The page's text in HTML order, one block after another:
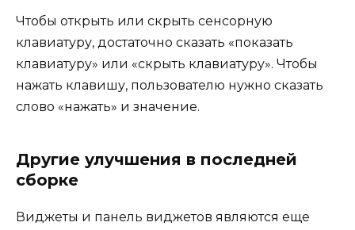
Чтобы открыть или скрыть сенсорную
клавиатуру, достаточно сказать «показать
клавиатуру» или «скрыть клавиатуру». Чтобы
нажать клавишу, пользователю нужно сказать
слово «нажать» и значение.
Другие улучшения в последней
сборке
Виджеты и панель виджетов являются еще